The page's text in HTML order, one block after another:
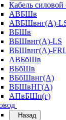
Кабель
АВБШв
АВБШвнг(А)-
ВБШв
ВБШвнг(А)-LS
ВБШвнг(А)-
АВБбШв
ВБбШв
ВБбШвнг(А)
ВБШвНГ(А)
АПвБШп(г)
Назад